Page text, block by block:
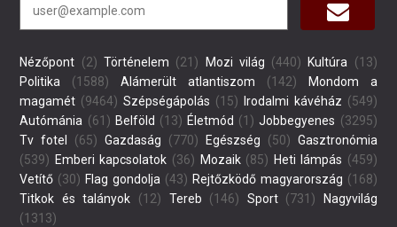
Nézőpont (2) Történelem (21) Mozi világ (440) Kultúra (13)
Politika (1588) Alámerült atlantiszom (142)
Mondom a
magamét (9464) Szépségápolás (15) Irodalmi kávéház (549)
Autómánia (61) Belföld (13) Életmód (1) Jobbegyenes (3295)
Tv fotel
(65) Gazdaság (770) Egészség (50) Gasztronómia
(539) Emberi kapcsolatok (36) Mozaik(85) Heti lámpás (459)
Vetítő (30) Flag gondolja (43) Rejtőzködő magyarország (168)
Titkok és talányok (12) Tereb (146) Sport(731)
Nagyvilág
(1313)